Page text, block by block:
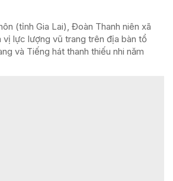
(tỉnh Gia Lai), Đoàn Thanh niên xã
lực lượng vũ trang trên địa bàn tổ
và Tiếng hát thanh thiếu nhi năm